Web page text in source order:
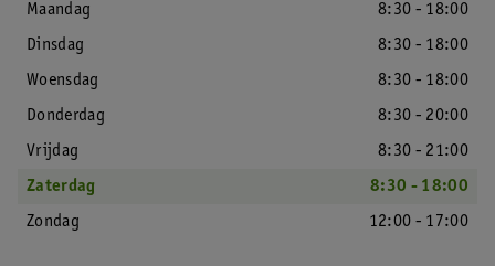
Maandag
8:30 - 18:00
Dinsdag
8:30 - 18:00
Woensdag
8:30 - 18:00
Donderdag
8:30 - 20:00
Vrijdag
8:30 - 21:00
Zaterdag
8:30 - 18:00
Zondag
12:00 - 17:00